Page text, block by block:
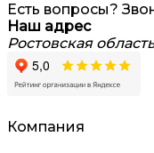
Есть вопросы?
Наш адрес
Ростовская
Компания